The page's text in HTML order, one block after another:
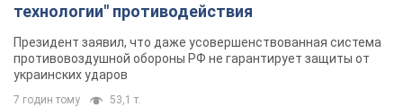
технологии" противодействия
Президент заявил, что даже усовершенствованная система
противовоздушной обороны РФ не гарантирует защиты от
украинских ударов
7 годин тому 53,1 т.